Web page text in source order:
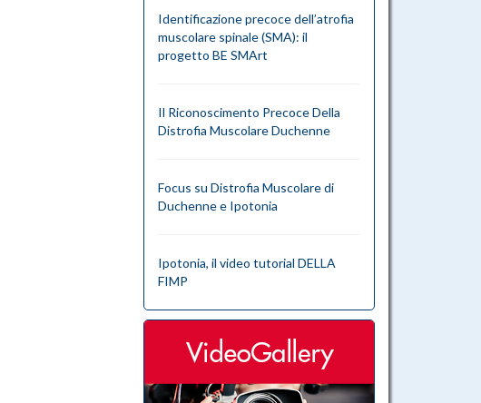
Identificazione precoce dell’atrofia
muscolare spinale (SMA): il
progetto BE SMArt
Il Riconoscimento Precoce Della
Distrofia Muscolare Duchenne
Focus su Distrofia Muscolare di
Duchenne e Ipotonia
Ipotonia, il video tutorial DELLA
FIMP